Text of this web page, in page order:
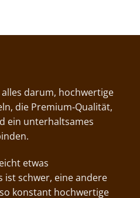
darum, hochwertige
die Premium‑Qualität,
ein unterhaltsames
etwas
ist schwer, eine andere
konstant hochwertige